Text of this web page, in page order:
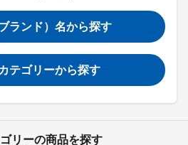
ランド）名から探す
テゴリーから探す
リーの商品を探す